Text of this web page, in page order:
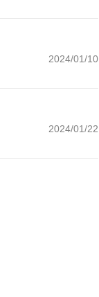
2024/01/10
2024/01/22